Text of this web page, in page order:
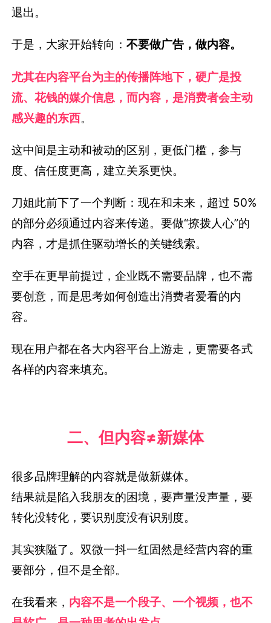
退出。
于是，大家开始转向：不要做广告，做内容。
尤其在内容平台为主的传播阵地下，硬广是投
流、花钱的媒介信息，而内容，是消费者会主动
感兴趣的东西。
这中间是主动和被动的区别，更低门槛，参与
度、信任度更高，建立关系更快。
刀姐此前下了一个判断：现在和未来，超过 50%
的部分必须通过内容来传递。要做“撩拨人心”的
内容，才是抓住驱动增长的关键线索。
空手在更早前提过，企业既不需要品牌，也不需
要创意，而是思考如何创造出消费者爱看的内
容。
现在用户都在各大内容平台上游走，更需要各式
各样的内容来填充。
二、但内容≠新媒体
很多品牌理解的内容就是做新媒体。
结果就是陷入我朋友的困境，要声量没声量，要
转化没转化，要识别度没有识别度。
其实狭隘了。双微一抖一红固然是经营内容的重
要部分，但不是全部。
在我看来， 内容不是一个段子、一个视频，也不